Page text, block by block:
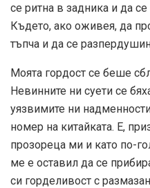
се ритна в задника и да
Където, ако оживея, да
тъпча и да се
Моята гордост се беше
Невинните ни суети се
уязвимите ни
номер на китайката. Е,
прозореца ми и като по-
ме е оставил да се
си горделивост с